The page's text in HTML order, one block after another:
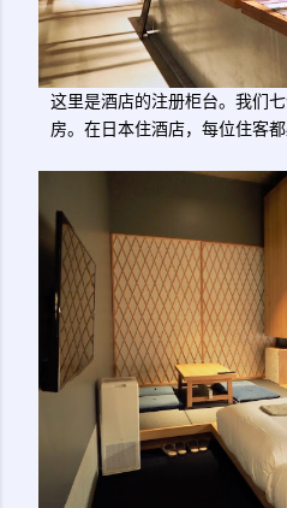
这里是酒店的注册柜台。我们
房。在日本住酒店，每位住客